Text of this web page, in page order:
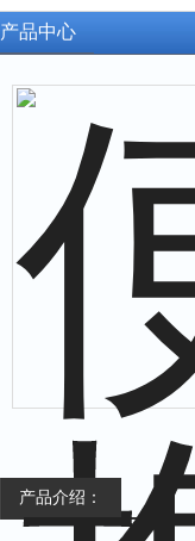
产品中心
产品介绍：